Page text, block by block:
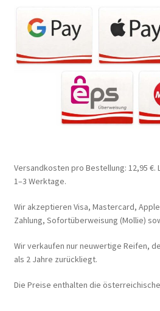
Versandkosten pro Bestellung: 12,95
1–3 Werktage.
Wir akzeptieren Visa, Mastercard, Apple
Zahlung, Sofortüberweisung (Mollie)
Wir verkaufen nur neuwertige Reifen,
als 2 Jahre zurückliegt.
Die Preise enthalten die